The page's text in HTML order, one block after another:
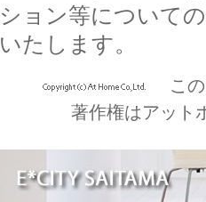
ション等について
いたします。
こ
著作権はアット